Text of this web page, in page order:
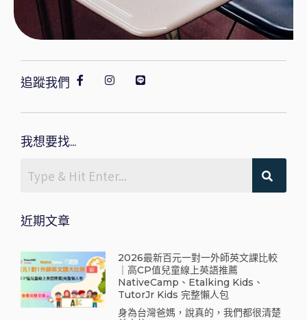
追蹤我們
我想要找...
近期文章
2026最新百元一對一外師英文課比較
｜高CP值兒童線上英語推薦
NativeCamp、Etalking Kids、
TutorJr Kids 完整懶人包
身為台灣爸媽，說真的，我們都很清楚